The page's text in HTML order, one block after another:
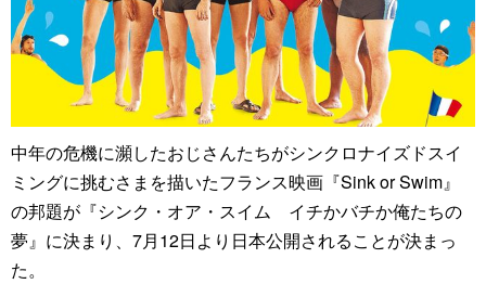
中年の危機に瀕したおじさんたちがシンクロナイズドスイ
ミングに挑むさまを描いたフランス映画『Sink or Swim』
の邦題が『シンク・オア・スイム イチかバチか俺たちの
夢』に決まり、7月12日より日本公開されることが決まっ
た。